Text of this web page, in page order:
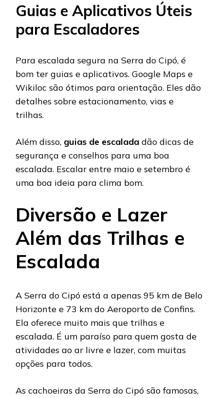
Guias e Aplicativos Úteis
para Escaladores
Para escalada segura na Serra do Cipó, é
bom ter guias e aplicativos. Google Maps e
Wikiloc são ótimos para orientação. Eles dão
detalhes sobre estacionamento, vias e
trilhas.
Além disso, guias de escalada dão dicas de
segurança e conselhos para uma boa
escalada. Escalar entre maio e setembro é
uma boa ideia para clima bom.
Diversão e Lazer
Além das Trilhas e
Escalada
A Serra do Cipó está a apenas 95 km de Belo
Horizonte e 73 km do Aeroporto de Confins.
Ela oferece muito mais que trilhas e
escalada. É um paraíso para quem gosta de
atividades ao ar livre e lazer, com muitas
opções para todos.
As cachoeiras da Serra do Cipó são famosas,